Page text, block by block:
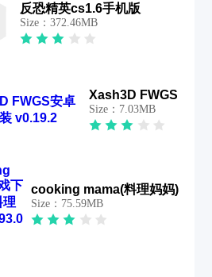
反恐精英cs1.6手机版
Size：372.46MB
Xash3D FWGS
Size：7.03MB
cooking mama(料理妈妈)
Size：75.59MB